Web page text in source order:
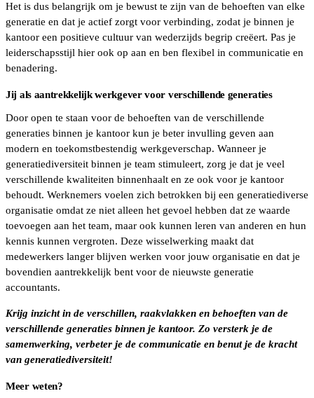
Het is dus belangrijk om je bewust te zijn van de behoeften van elke
generatie en dat je actief zorgt voor verbinding, zodat je binnen je
kantoor een positieve cultuur van wederzijds begrip creëert. Pas je
leiderschapsstijl hier ook op aan en ben flexibel in communicatie en
benadering.
Jij als aantrekkelijk werkgever voor verschillende generaties
Door open te staan voor de behoeften van de verschillende
generaties binnen je kantoor kun je beter invulling geven aan
modern en toekomstbestendig werkgeverschap. Wanneer je
generatiediversiteit binnen je team stimuleert, zorg je dat je veel
verschillende kwaliteiten binnenhaalt en ze ook voor je kantoor
behoudt. Werknemers voelen zich betrokken bij een generatiediverse
organisatie omdat ze niet alleen het gevoel hebben dat ze waarde
toevoegen aan het team, maar ook kunnen leren van anderen en hun
kennis kunnen vergroten. Deze wisselwerking maakt dat
medewerkers langer blijven werken voor jouw organisatie en dat je
bovendien aantrekkelijk bent voor de nieuwste generatie
accountants.
Krijg inzicht in de verschillen, raakvlakken en behoeften van de
verschillende generaties binnen je kantoor. Zo versterk je de
samenwerking, verbeter je de communicatie en benut je de kracht
van generatiediversiteit!
Meer weten?